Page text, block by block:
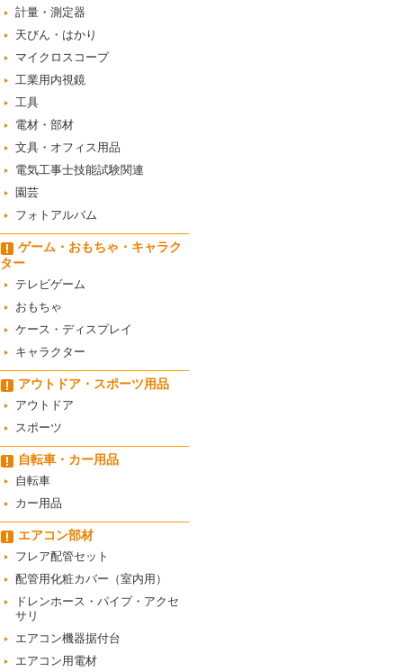
計量・測定器
天びん・はかり
マイクロスコープ
工業用内視鏡
工具
電材・部材
文具・オフィス用品
電気工事士技能試験関連
園芸
フォトアルバム
ゲーム・おもちゃ・キャラク
ター
テレビゲーム
おもちゃ
ケース・ディスプレイ
キャラクター
アウトドア・スポーツ用品
アウトドア
スポーツ
自転車・カー用品
自転車
カー用品
エアコン部材
フレア配管セット
配管用化粧カバー（室内用）
ドレンホース・パイプ・アクセ
サリ
エアコン機器据付台
エアコン用電材